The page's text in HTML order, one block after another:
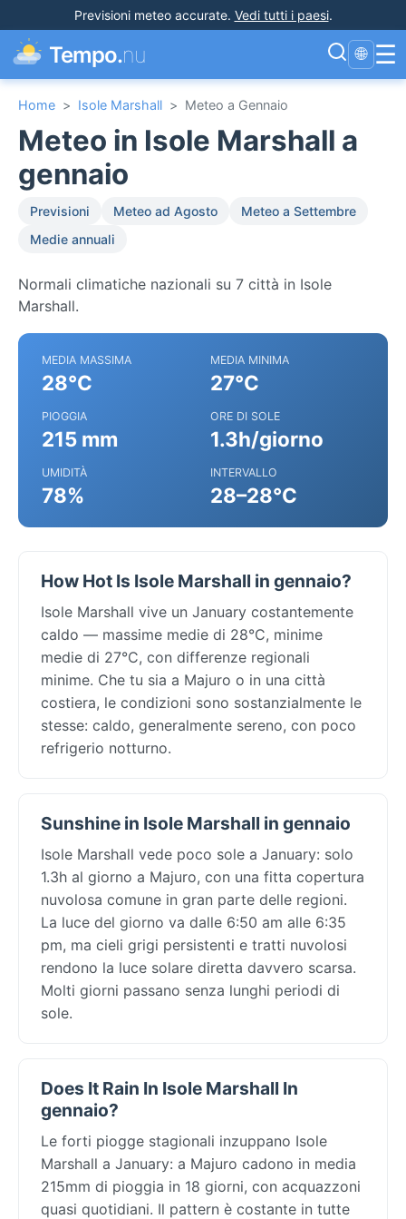
Previsioni meteo accurate. Vedi tutti i paesi.
Tempo.nu 🌐 ☰
Home > Isole Marshall > Meteo a Gennaio
Meteo in Isole Marshall a
gennaio
Previsioni Meteo ad Agosto
Meteo a Settembre
Medie annuali
Normali climatiche nazionali su 7 città in Isole
Marshall.
MEDIA MASSIMA
28°C
MEDIA MINIMA
27°C
PIOGGIA
215 mm
ORE DI SOLE
1.3h/giorno
UMIDITÀ
78%
INTERVALLO
28–28°C
How Hot Is Isole Marshall in gennaio?
Isole Marshall vive un January costantemente
caldo — massime medie di 28°C, minime
medie di 27°C, con differenze regionali
minime. Che tu sia a Majuro o in una città
costiera, le condizioni sono sostanzialmente le
stesse: caldo, generalmente sereno, con poco
refrigerio notturno.
Sunshine in Isole Marshall in gennaio
Isole Marshall vede poco sole a January: solo
1.3h al giorno a Majuro, con una fitta copertura
nuvolosa comune in gran parte delle regioni.
La luce del giorno va dalle 6:50 am alle 6:35
pm, ma cieli grigi persistenti e tratti nuvolosi
rendono la luce solare diretta davvero scarsa.
Molti giorni passano senza lunghi periodi di
sole.
Does It Rain In Isole Marshall In
gennaio?
Le forti piogge stagionali inzuppano Isole
Marshall a January: a Majuro cadono in media
215mm di pioggia in 18 giorni, con acquazzoni
quasi quotidiani. Il pattern è costante in tutte